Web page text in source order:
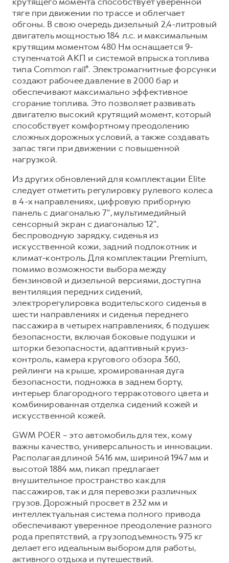
тяге при движении по трассе и облегчает
обгоны. В свою очередь дизельный 2,4-литровый
двигатель мощностью 184 л.с. и максимальным
крутящим моментом 480 Нм оснащается 9-
ступенчатой АКП и системой впрыска топлива
типа Common rail⁶. Электромагнитные форсунки
создают рабочее давление в 2000 бар и
обеспечивают максимально эффективное
сгорание топлива. Это позволяет развивать
двигателю высокий крутящий момент, который
способствует комфортному преодолению
сложных дорожных условий, а также создавать
запас тяги при движении с повышенной
нагрузкой.
Из других обновлений для комплектации Elite
следует отметить регулировку рулевого колеса
в 4-х направлениях, цифровую приборную
панель с диагональю 7’’, мультимедийный
сенсорный экран с диагональю 12’’,
беспроводную зарядку, сиденья из
искусственной кожи, задний подлокотник и
климат-контроль. Для комплектации Premium,
помимо возможности выбора между
бензиновой и дизельной версиями, доступна
вентиляция передних сидений,
электрорегулировка водительского сиденья в
шести направлениях и сиденья переднего
пассажира в четырех направлениях, 6 подушек
безопасности, включая боковые подушки и
шторки безопасности, адаптивный круиз-
контроль, камера кругового обзора 360,
рейлинги на крыше, хромированная дуга
безопасности, подножка в заднем борту,
интерьер благородного терракотового цвета и
комбинированная отделка сидений кожей и
искусственной кожей.
GWM POER – это автомобиль для тех, кому
важны качество, универсальность и инновации.
Располагая длиной 5416 мм, шириной 1947 мм и
высотой 1884 мм, пикап предлагает
внушительное пространство как для
пассажиров, так и для перевозки различных
грузов. Дорожный просвет в 232 мм и
интеллектуальная система полного привода
обеспечивают уверенное преодоление разного
рода препятствий, а грузоподъемность 975 кг
делает его идеальным выбором для работы,
активного отдыха и путешествий.